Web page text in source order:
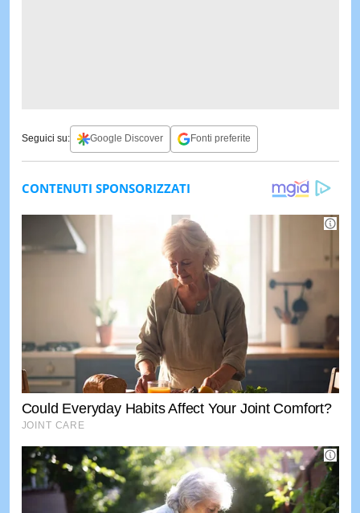
Seguici su: Google Discover Fonti preferite